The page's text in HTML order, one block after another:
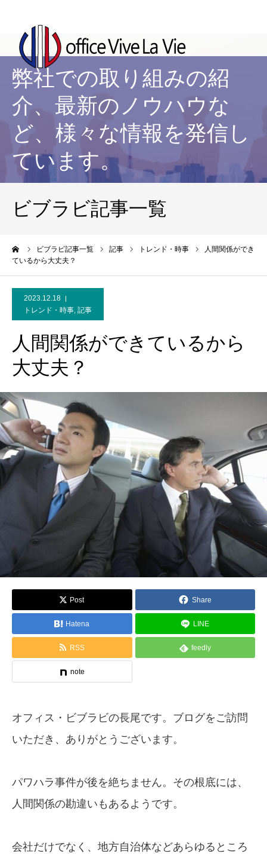
弊社での取り組みの紹
介、最新のノウハウな
ど、様々な情報を発信し
ています。
ビブラビ記事一覧
ビブラビ記事一覧 記事 トレンド・時事
人間関係ができ
ているから大丈夫？
2023.12.18
トレンド・時事, 記事
人間関係ができているから
大丈夫？
Post Share
Hatena LINE
RSS feedly
note
オフィス・ビブラビの長尾です。ブログをご訪問
いただき、ありがとうございます。
パワハラ事件が後を絶ちません。その根底には、
人間関係の勘違いもあるようです。
会社だけでなく、地方自治体などあらゆるところ